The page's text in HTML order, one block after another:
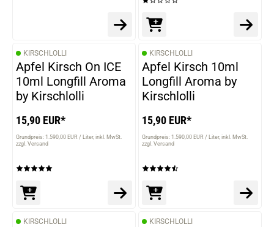
KIRSCHLOLLI
Apfel Kirsch On ICE
10ml Longfill Aroma
by Kirschlolli
15,90 EUR*
Grundpreis: 1.590,00 EUR / Liter inkl. MwSt.
zzgl. Versand
KIRSCHLOLLI
Apfel Kirsch 10ml
Longfill Aroma by
Kirschlolli
15,90 EUR*
Grundpreis: 1.590,00 EUR / Liter inkl. MwSt.
zzgl. Versand
KIRSCHLOLLI KIRSCHLOLLI